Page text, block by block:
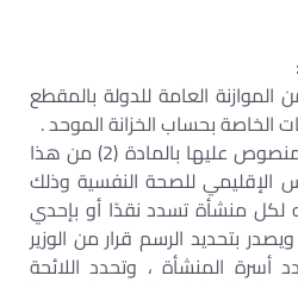
العامة للدولة بالمقطع
الخاصة بحساب الخزانة الموحد .
2 – رسوم قيد المنشآت المنصوص عليها بالمادة (2) من هذا
الإقليمي للصحة النفسية وذلك
لكل منشأة تسدد نقدًا أو بإحدي
بتحديد الرسم قرار من الوزير
المنشأة ، وتحدد اللائحة